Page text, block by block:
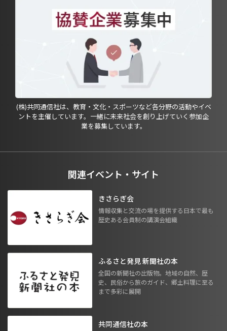
(株)共同通信社は、教育・文化・スポーツなど各分野の活動やイベ
ントを主催しています。一緒に未来社会を創り上げていく参加企
業を募集しています。
関連イベント・サイト
きさらぎ会
情報収集と交流の場を提供する日本で最も
歴史ある会員制の講演会組織
ふるさと発見 新聞社の本
全国の新聞社の出版物。地域の自然、歴
史、民俗から旅のガイド、郷土料理に至る
まで多彩に展開
共同通信社の本